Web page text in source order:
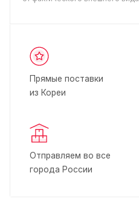
Прямые поставки
из Кореи
Отправляем во все
города России